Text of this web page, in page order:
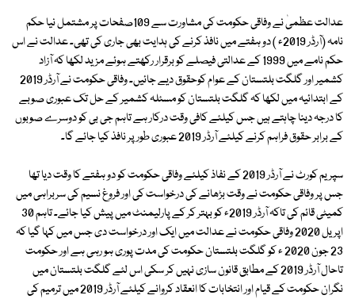
عدالت عظمیٰ نے وفاقی حکومت کی مشاورت سے 109صفحات پر مشتمل نیا حکم
نامہ (آرڈر 2019ء ) دو ہفتے میں نافذ کرنے کی ہدایت بھی جاری کی تھی۔ عدالت نے اس
حکم نامے میں 1999 کے عدالتی فیصلے کو برقرار رکھتے ہوئے مزید لکھا کہ آزاد
کشمیر اور گلگت بلتستان کے عوام کوحقوق دیے جائیں۔ وفاقی حکومت نے آرڈر 2019
کے ابتدائیہ میں لکھا کہ گلگت بلتستان کو مسئلہ کشمیر کے حل تک عبوری صوبے
کا درجہ دینا چاہتے ہیں جس کیلئے کافی وقت درکار ہے تاہم جی بی کو دوسرے صوبوں
کے برابر حقوق فراہم کرنے کیلئے آرڈر 2019 عبوری طور پر نافذ کیا جائے گا۔
سپریم کورٹ نے آرڈر 2019 کے نفاذ کیلئے وفاقی حکومت کو دو ہفتے کا وقت دیا تھا
جس پر وفاقی حکومت نے وقت بڑھانے کی درخواست کی اور فروغ نسیم کی سربراہی میں
کمیٹی قائم کی تاکہ آرڈر 2019ء کو بہتر کر کے پارلیمنٹ میں پیش کیا جائے۔ تاہم 30
اپریل 2020 وفاقی حکومت نے عدالت میں ایک اور درخواست دی جس میں کہا گیا کہ
23 جون 2020 ء کو گلگت بلتستان حکومت کی مدت پوری ہو رہی ہے اور حکومت
تاحال آرڈر 2019 کے مطابق قانون سازی نہیں کر سکی اس لئے گلگت بلتستان میں
نگران حکومت کے قیام اور انتخابات کا انعقاد کروانے کیلئے آرڈر 2019 میں ترمیم کی